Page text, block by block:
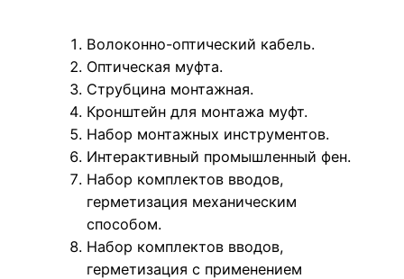
Волоконно-оптический кабель.
Оптическая муфта.
Струбцина монтажная.
Кронштейн для монтажа муфт.
Набор монтажных инструментов.
Интерактивный промышленный фен.
Набор комплектов вводов,
герметизация механическим
способом.
Набор комплектов вводов,
герметизация с применением